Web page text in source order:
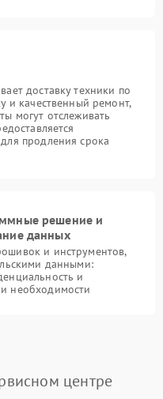
доставку техники по
и качественный ремонт,
могут отслеживать
продления срока
решение и
данных
и инструментов,
данными:
и
необходимости
центре